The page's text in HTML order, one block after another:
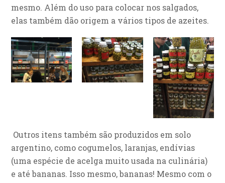
mesmo. Além do uso para colocar nos salgados,
elas também dão origem a vários tipos de azeites.
Outros itens também são produzidos em solo
argentino, como cogumelos, laranjas, endívias
(uma espécie de acelga muito usada na culinária)
e até bananas. Isso mesmo, bananas! Mesmo com o